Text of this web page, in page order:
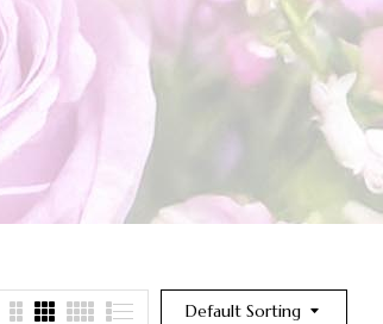
Default Sorting